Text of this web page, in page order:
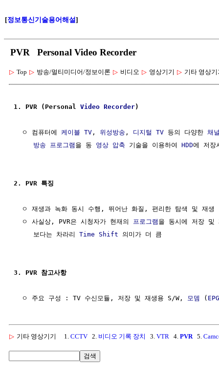
[정보통신기술용어해설]
PVR Personal Video Recorder
▷ Top ▷ 방송/멀티미디어/정보이론 ▷ 비디오 ▷ 영상기기 ▷ 기타 영상기
1. PVR (Personal Video Recorder)
  ㅇ 컴퓨터에
케이블 TV , 위성방송 , 디지털 TV 등의 다양한 채
방송
프로그램 을 동 영상 압축 기술을 이용하여 HDD에 저장
2. PVR 특징
ㅇ 재생과 녹화 동시 수행, 뛰어난 화질, 편리한 탐색 및 재생
  ㅇ 사실상, PVR은 시청자가 현재의
프로그램 을 동시에 저장
     보다는 차라리
Time Shift 의미가 더 큼
3. PVR 참고사항
  ㅇ 주요 구성 : TV 수신모듈, 저장 및 재생용 S/W,
모뎀 ( EPG
▷ 기타 영상기기 1. CCTV 2. 비디오 기록 장치 3. VTR 4. PVR 5.
검색